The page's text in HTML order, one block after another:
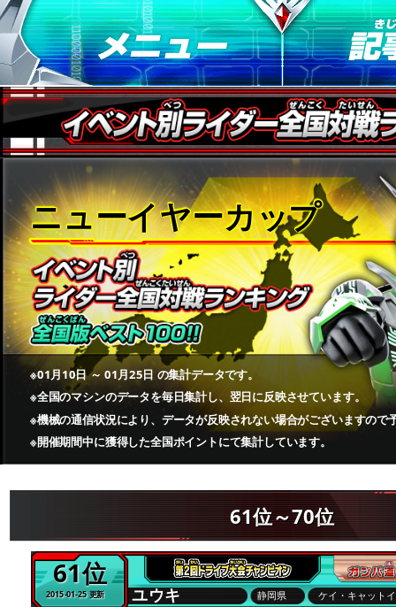
ニューイヤーカップ
※01月10日 ～ 01月25日 の集計データです。
※全国のマシンのデータを毎日集計し、翌日に反映させています。
※機械の通信状況により、データが反映されない場合がございますので
※開催期間中に獲得した全国ポイントにて集計しています。
61位～70位
61位
2015-01-25 更新 ユウキ 静岡県 ケイ・キャット